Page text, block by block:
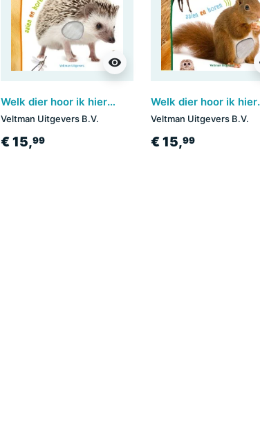
visibility
Welk dier hoor ik hier? - in de natuur
Veltman Uitgevers B.V.
€ 15,99
Welk
Veltman Uitgevers B.V.
€ 15,99